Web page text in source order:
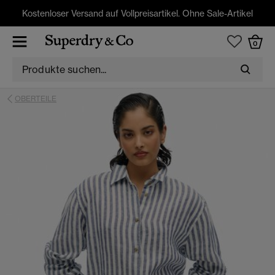
Kostenloser Versand auf Vollpreisartikel. Ohne Sale-Artikel
0
OBERTEILE